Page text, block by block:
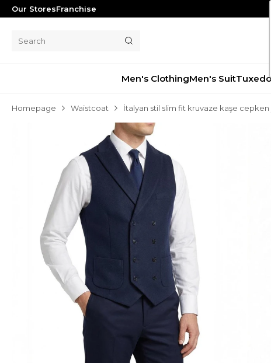
Our StoresFranchise
Men's Clothing
Tuxedo
Blazer Jacket
Pants
Waistcoat
Jacket
Overcoat
Men's SuitTuxedo
Homepage Waistcoat İtalyan stil slim fit kruvaze kaşe